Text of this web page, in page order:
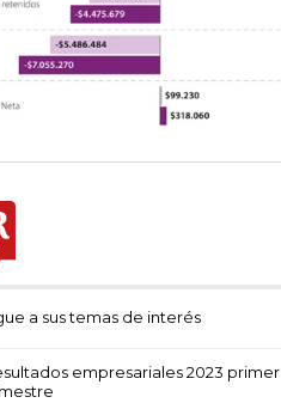
a sus temas de interés
empresariales 2023 primer